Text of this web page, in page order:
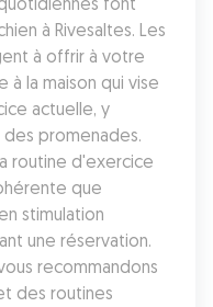
à Rivesaltes. Les
à offrir à votre
la maison qui vise
actuelle, y
promenades.
routine d'exercice
que
stimulation
une réservation.
recommandons
des routines